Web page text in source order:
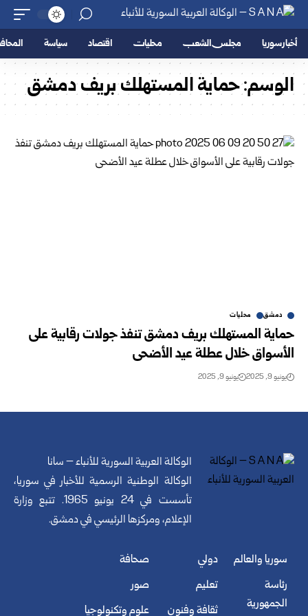
أخبار سوريا مجلس الشعب محليات اقتصاد سياسة
الوسم:حماية المستهلك بريف دمشق
دمشق محليات
حماية المستهلك بريف دمشق تنفذ جولات رقابية على
الأسواق خلال عطلة عيد الأضحى
يونيو 9, 2025 يونيو 9, 2025
الوكالة العربية السورية للأنباء – سانا
الوكالة الوطنية الرسمية للأخبار في سوريا،
تأسست في 24 يونيو 1965. تتبع وزارة
الإعلام، ومركزها الرئيسي في دمشق.
سوريا والعالم
رئاسة
الجمهورية
دولي
تعليم
ثقافة وفنون
صحافة
صور
علوم وتكنولوجيا